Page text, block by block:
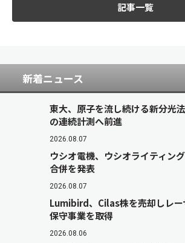
記事一覧
新着ニュース
東大、原子を流し続ける新分光
の連続計測へ前進
2026.08.07
ウシオ電機、ウシオライティン
合併を発表
2026.08.07
Lumibird、Cilas株を売却しレー
保守事業を取得
2026.08.06